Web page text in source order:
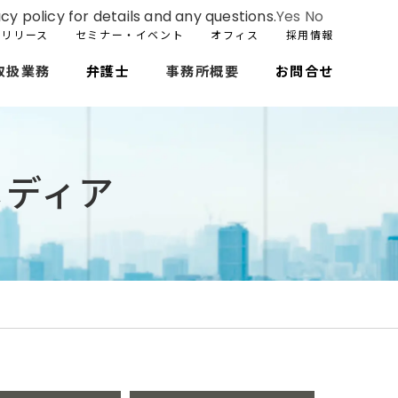
リース セミナー・イベント オフィス 採用情報
扱業務 弁護士 事務所概要 お問合せ
ィア
policy for details and any questions.Yes No